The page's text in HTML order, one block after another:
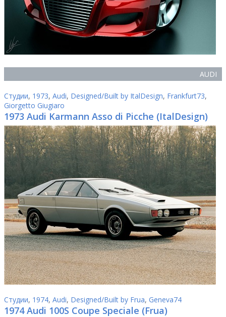
AUDI
Студии, 1973, Audi, Designed/Built by ItalDesign, Frankfurt73,
Giorgetto Giugiaro
1973 Audi Karmann Asso di Picche (ItalDesign)
Студии, 1974, Audi, Designed/Built by Frua, Geneva74
1974 Audi 100S Coupe Speciale (Frua)